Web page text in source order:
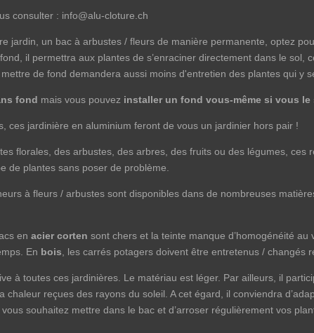
consulter : info@alu-cloture.ch
jardin, un bac à arbustes / fleurs de manière permanente, optez
il permettra aux plantes de s’enraciner directement dans le sol,
de fond demandera aussi moins d'entretien des plantes qui y
fond mais vous pouvez installer un fond vous-même si vous le
ces jardinière en aluminium feront de vous un jardinier hors pair !
florales, des arbustes, des arbres, des fruits ou des légumes, ces
de plantes sans poser de problème.
à fleurs / arbustes sont disponibles dans de nombreuses
en acier corten sont chers et la teinte manque d’homogénéité au
En bois , les carrés potagers doivent être entretenus / changés
à toutes ces jardinières. Le matériau est léger. Par ailleurs, il
reçues des rayons du soleil. A cet égard, il conviendra
souhaitez mettre dans le bac et d’arroser régulièrement vos